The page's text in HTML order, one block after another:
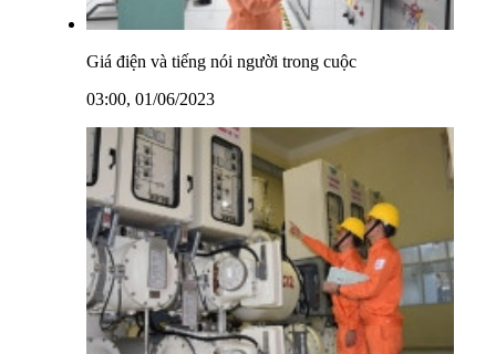
Giá điện và tiếng nói người trong cuộc
03:00, 01/06/2023